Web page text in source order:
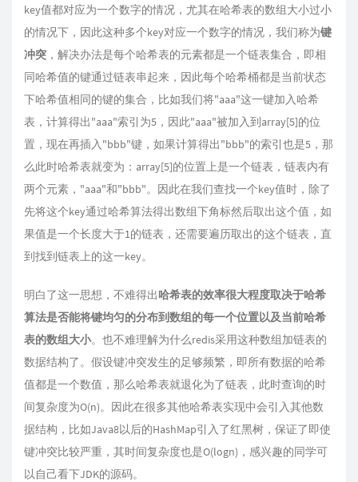
key值都对应为一个数字的情况，尤其在哈希表的数组大小过小
的情况下，因此这种多个key对应一个数字的情况，我们称为键
冲突 ，解决办法是每个哈希表的元素都是一个链表集合，即相
同哈希值的键通过链表串起来，因此每个哈希桶都是当前状态
下哈希值相同的键的集合，比如我们将"aaa"这一键加入哈希
表，计算得出"aaa"索引为5，因此"aaa"被加入到array[5]的位
置，现在再插入"bbb"键，如果计算得出"bbb"的索引也是5，那
么此时哈希表就变为：array[5]的位置上是一个链表，链表内有
两个元素，"aaa"和"bbb"。因此在我们查找一个key值时，除了
先将这个key通过哈希算法得出数组下角标然后取出这个值，如
果值是一个长度大于1的链表，还需要遍历取出的这个链表，直
到找到链表上的这一key。
明白了这一思想，不难得出哈希表的效率很大程度取决于哈希
算法是否能将键均匀的分布到数组的每一个位置以及当前哈希
表的数组大小。也不难理解为什么redis采用这种数组加链表的
数据结构了。假设键冲突发生的足够频繁，即所有数据的哈希
值都是一个数值，那么哈希表就退化为了链表，此时查询的时
间复杂度为O(n)。因此在很多其他哈希表实现中会引入其他数
据结构，比如Java8以后的HashMap引入了红黑树，保证了即使
键冲突比较严重，其时间复杂度也是O(logn)，感兴趣的同学可
以自己看下JDK的源码。